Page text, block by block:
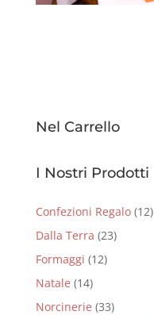
Nel Carrello
I Nostri Prodotti
Confezioni Regalo (12)
Dalla Terra (23)
Formaggi (12)
Natale (14)
Norcinerie (33)